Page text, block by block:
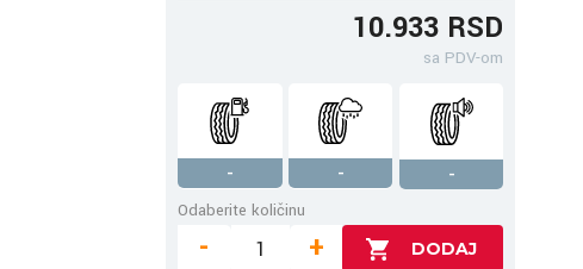
10.933 RSD
sa PDV-om
- -
-
Odaberite količinu
- +